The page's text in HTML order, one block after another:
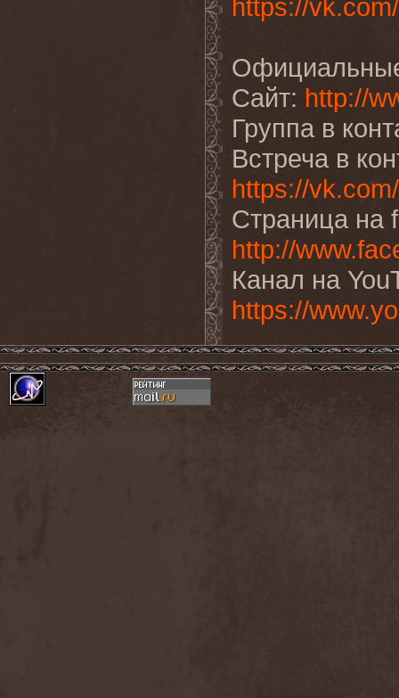
https://
Сайт: http://
Группа в
Встреча в
https://
Страница на
http://
Канал на
https://